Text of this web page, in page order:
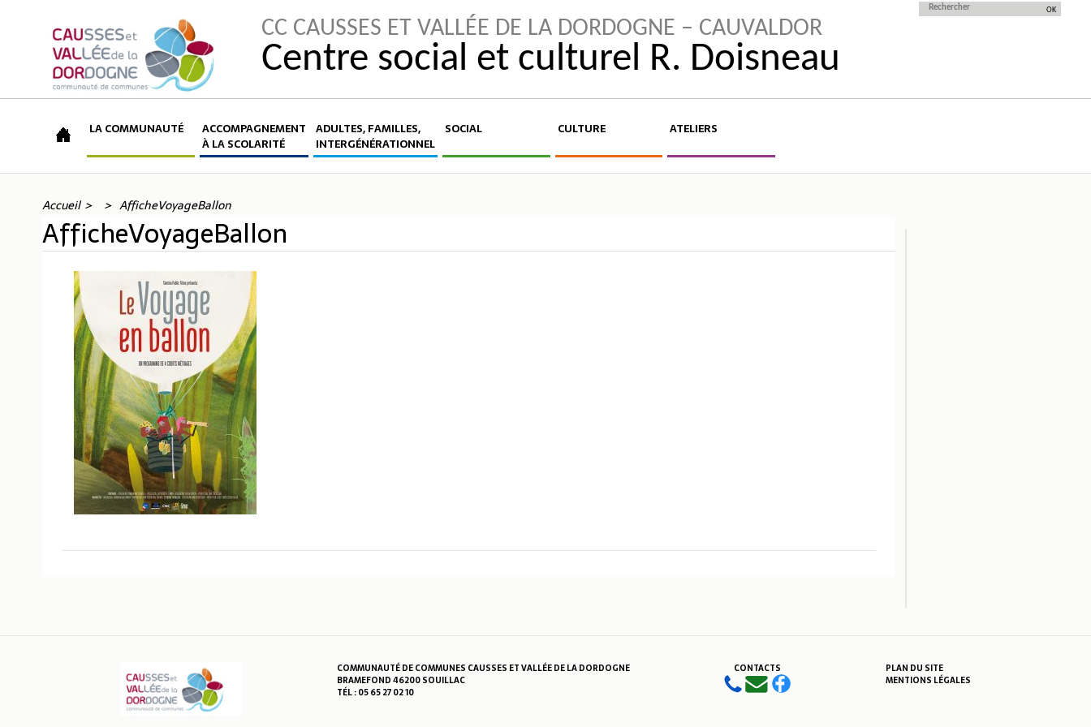
CC CAUSSES ET VALLÉE DE LA DORDOGNE – CAUVALDOR
Centre social et culturel R. Doisneau
LA COMMUNAUTÉ
ACCOMPAGNEMENT
À LA SCOLARITÉ
ADULTES, FAMILLES,
INTERGÉNÉRATIONNEL
SOCIAL CULTURE ATELIERS
Accueil AfficheVoyageBallon
AfficheVoyageBallon
COMMUNAUTÉ DE COMMUNES CAUSSES ET VALLÉE DE LA DORDOGNE
BRAMEFOND 46200 SOUILLAC
TÉL : 05 65 27 02 10
CONTACTS
PLAN DU SITE
MENTIONS LÉGALES